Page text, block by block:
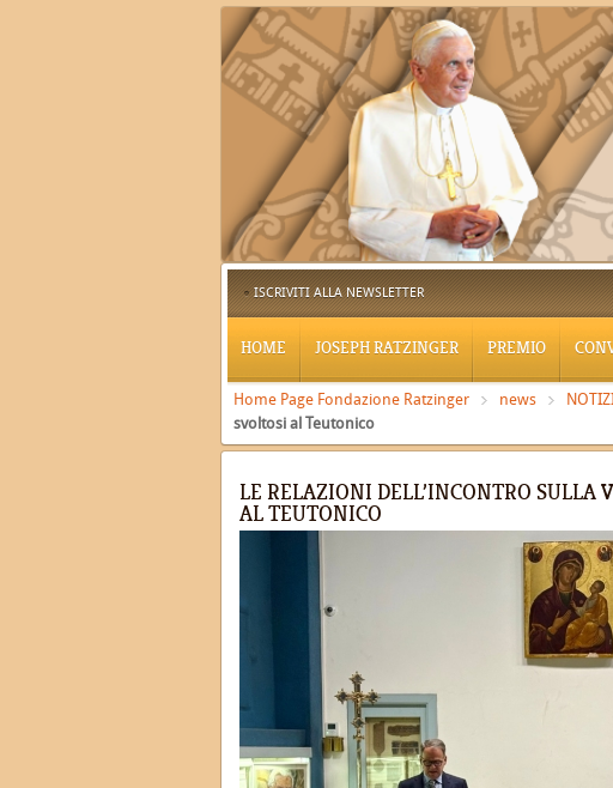
ISCRIVITI ALLA NEWSLETTER
HOME JOSEPH RATZINGER PREMIO
Home Page Fondazione Ratzinger news
svoltosi al Teutonico
LE RELAZIONI DELL’INCONTRO SULLA
AL TEUTONICO